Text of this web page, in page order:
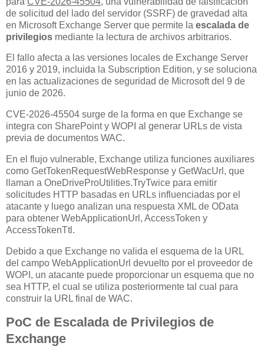
de solicitud del lado del servidor (SSRF) de gravedad alta
en Microsoft Exchange Server que permite la escalada de
privilegios mediante la lectura de archivos arbitrarios.
El fallo afecta a las versiones locales de Exchange Server
2016 y 2019, incluida la Subscription Edition, y se soluciona
en las actualizaciones de seguridad de Microsoft del 9 de
junio de 2026.
CVE-2026-45504 surge de la forma en que Exchange se
integra con SharePoint y WOPI al generar URLs de vista
previa de documentos WAC.
En el flujo vulnerable, Exchange utiliza funciones auxiliares
como GetTokenRequestWebResponse y GetWacUrl, que
llaman a OneDriveProUtilities.TryTwice para emitir
solicitudes HTTP basadas en URLs influenciadas por el
atacante y luego analizan una respuesta XML de OData
para obtener WebApplicationUrl, AccessToken y
AccessTokenTtl.
Debido a que Exchange no valida el esquema de la URL
del campo WebApplicationUrl devuelto por el proveedor de
WOPI, un atacante puede proporcionar un esquema que no
sea HTTP, el cual se utiliza posteriormente tal cual para
construir la URL final de WAC.
PoC de Escalada de Privilegios de
Exchange